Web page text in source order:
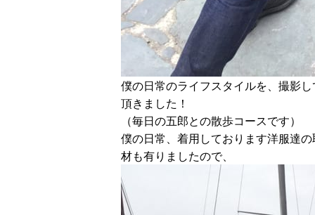
僕の日常のライフスタイルを、撮影し
頂きました！
（毎日の五郎との散歩コースです）
僕の日常、着用しております洋服達の
材も有りましたので、